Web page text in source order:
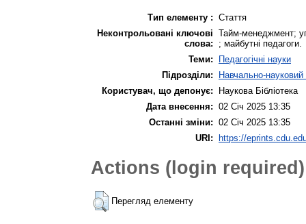
Тип елементу : Стаття
Неконтрольовані ключові
слова:
Тайм-менеджмент;
; майбутні педагоги.
Теми:
Педагогічні науки
Підрозділи:
Навчально-науковий
Користувач, що депонує:
Наукова Бібліотека
Дата внесення: 02 Січ 2025 13:35
Останні зміни: 02 Січ 2025 13:35
URI: https://
Actions (login required)
Перегляд елементу